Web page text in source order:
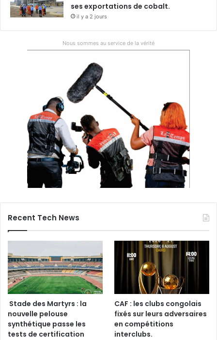
ses exportations de cobalt.
il y a 2 jours
Nous sommes au service de la vérité
Recent Tech News
Stade des Martyrs : la
nouvelle pelouse
synthétique passe les
tests de certification
CAF : les clubs congolais
fixés sur leurs adversaires
en compétitions
interclubs.